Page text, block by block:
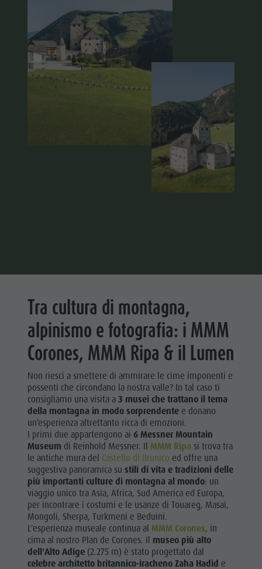
Tra cultura di montagna,
alpinismo e fotografia: i MMM
Corones, MMM Ripa & il Lumen
Non riesci a smettere di ammirare le cime imponenti e
possenti che circondano la nostra valle? In tal caso ti
consigliamo una visita a3 musei che trattano il tema
della montagna in modo sorprendente e donano
un’esperienza altrettanto ricca di emozioni.
I primi due appartengono ai 6 Messner Mountain
Museum di Reinhold Messner. Il MMM Ripa si trova tra
le antiche mura del Castello di Brunico ed offre una
suggestiva panoramica sustili di vita e tradizioni delle
più importanti culture di montagna al mondo: un
viaggio unico tra Asia, Africa, Sud America ed Europa,
per incontrare i costumi e le usanze di Touareg, Masai,
Mongoli, Sherpa, Turkmeni e Beduini.
L'esperienza museale continua al MMM Corones, in
cima al nostro Plan de Corones. Il museo più alto
dell'Alto Adige (2.275 m) è stato progettato dal
celebre architetto britannico-iracheno Zaha Hadid e